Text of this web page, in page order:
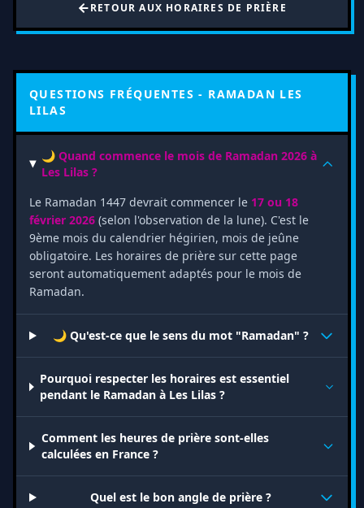
RETOUR AUX HORAIRES DE PRIÈRE
QUESTIONS FRÉQUENTES - RAMADAN LES
LILAS
🌙 Quand commence le mois de Ramadan 2026 à
Les Lilas ?
Le Ramadan 1447 devrait commencer le 17 ou 18
février 2026 (selon l'observation de la lune). C'est le
9ème mois du calendrier hégirien, mois de jeûne
obligatoire. Les horaires de prière sur cette page
seront automatiquement adaptés pour le mois de
Ramadan.
🌙 Qu'est-ce que le sens du mot "Ramadan" ?
Pourquoi respecter les horaires est essentiel
pendant le Ramadan à Les Lilas ?
Comment les heures de prière sont-elles
calculées en France ?
Quel est le bon angle de prière ?